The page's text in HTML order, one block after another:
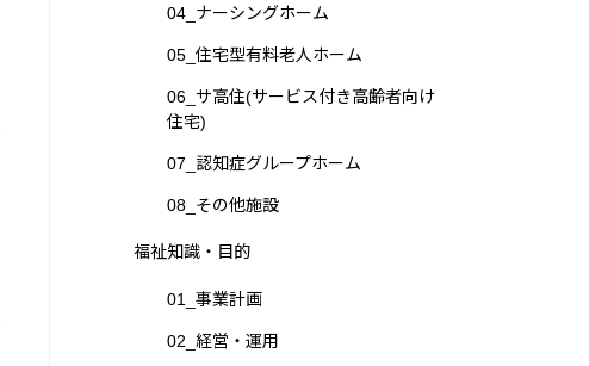
04_ナーシングホーム
05_住宅型有料老人ホーム
06_サ高住(サービス付き高齢者向け
住宅)
07_認知症グループホーム
08_その他施設
福祉知識・目的
01_事業計画
02_経営・運用